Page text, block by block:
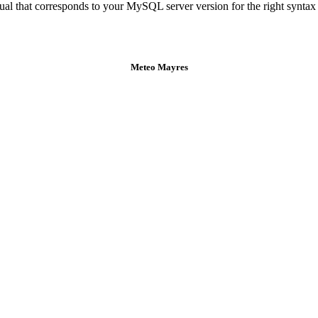
that corresponds to your MySQL server version for the right
Meteo Mayres